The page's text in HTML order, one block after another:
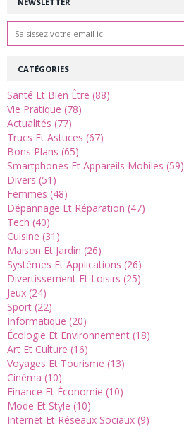
CATÉGORIES
Santé Et Bien Être (88)
Vie Pratique (78)
Actualités (77)
Trucs Et Astuces (67)
Bons Plans (65)
Smartphones Et Appareils Mobiles (59)
Divers (51)
Femmes (48)
Dépannage Et Réparation (47)
Tech (40)
Cuisine (31)
Maison Et Jardin (26)
Systèmes Et Applications (26)
Divertissement Et Loisirs (25)
Jeux (24)
Sport (22)
Informatique (20)
Écologie Et Environnement (18)
Art Et Culture (16)
Voyages Et Tourisme (13)
Cinéma (10)
Finance Et Économie (10)
Mode Et Style (10)
Internet Et Réseaux Sociaux (9)